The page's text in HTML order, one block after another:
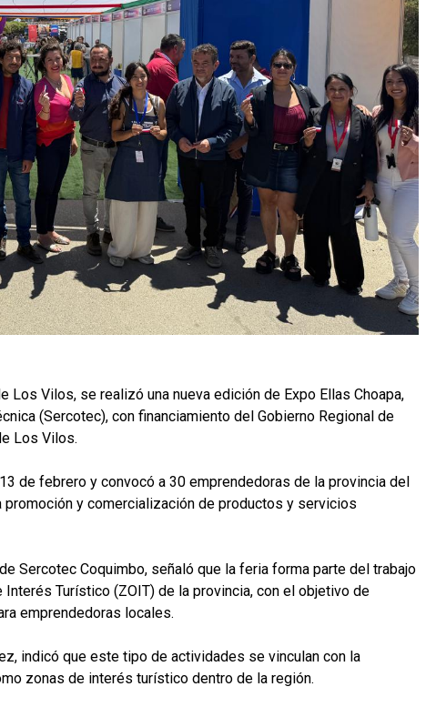
Los Vilos, se realizó una nueva edición de Expo Ellas Choapa,
(Sercotec), con financiamiento del Gobierno Regional de
Los Vilos.
de febrero y convocó a 30 emprendedoras de la provincia del
promoción y comercialización de productos y servicios
Sercotec Coquimbo, señaló que la feria forma parte del trabajo
Turístico (ZOIT) de la provincia, con el objetivo de
emprendedoras locales.
indicó que este tipo de actividades se vinculan con la
zonas de interés turístico dentro de la región.